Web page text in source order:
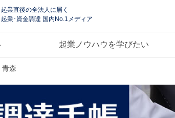
起業直後の全法人に届く
起業･資金調達 国内No.1メディア
起業ノウハウを学びたい
青森